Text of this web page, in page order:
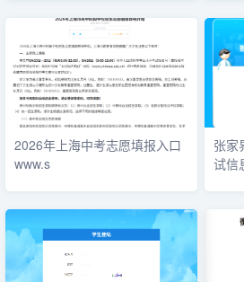
2026年上海中考志愿填报入口
www.s
张家
试信